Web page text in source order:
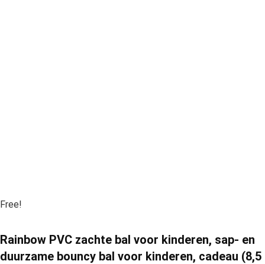
Free!
Rainbow PVC zachte bal voor kinderen, sap- en
duurzame bouncy bal voor kinderen, cadeau (8,5